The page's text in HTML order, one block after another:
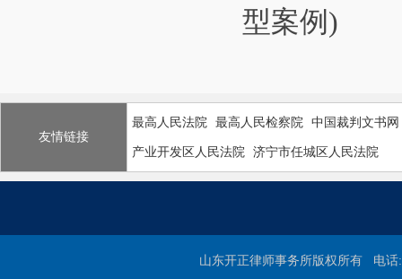
型案例)
友情链接
最高人民法院 最高人民检察院 中国裁判文书网
产业开发区人民法院 济宁市任城区人民法院
山东开正律师事务所版权所有 电